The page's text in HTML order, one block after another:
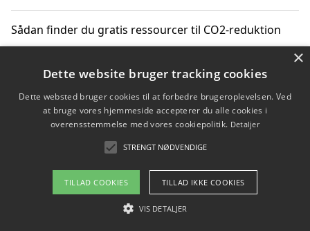
Sådan finder du gratis ressourcer til CO2-reduktion
Hvordan gadgets til hjemmet kan reducere CO2-udslip
Copyright 2026 - Pilanto Aps
Om / kontakt
Blog Betingelser
×
Dette website bruger tracking cookies
Dette websted bruger cookies til at forbedre brugeroplevelsen. Ved
at bruge vores hjemmeside accepterer du alle cookies i
overensstemmelse med vores cookiepolitik. Detaljer
STRENGT NØDVENDIGE
TILLAD COOKIES TILLAD IKKE COOKIES
VIS DETALJER